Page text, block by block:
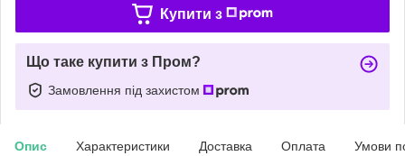
Купити з
Що таке купити з Пром?
Замовлення під захистом
Опис Характеристики Доставка Оплата Умови